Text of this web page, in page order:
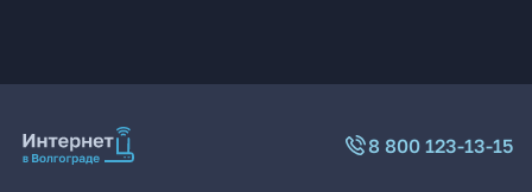
8 800 123-13-15